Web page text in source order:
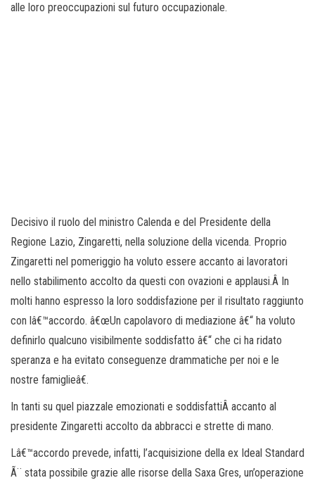
alle loro preoccupazioni sul futuro occupazionale.
Decisivo il ruolo del ministro Calenda e del Presidente della
Regione Lazio, Zingaretti, nella soluzione della vicenda. Proprio
Zingaretti nel pomeriggio ha voluto essere accanto ai lavoratori
nello stabilimento accolto da questi con ovazioni e applausi.Â In
molti hanno espresso la loro soddisfazione per il risultato raggiunto
con lâ€™accordo. â€œUn capolavoro di mediazione â€“ ha voluto
definirlo qualcuno visibilmente soddisfatto â€“ che ci ha ridato
speranza e ha evitato conseguenze drammatiche per noi e le
nostre famiglieâ€.
In tanti su quel piazzale emozionati e soddisfattiÂ accanto al
presidente Zingaretti accolto da abbracci e strette di mano.
Lâ€™accordo prevede, infatti, l’acquisizione della ex Ideal Standard
Ã¨ stata possibile grazie alle risorse della Saxa Gres, un’operazione